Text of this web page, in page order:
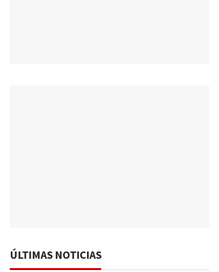
ÚLTIMAS NOTICIAS